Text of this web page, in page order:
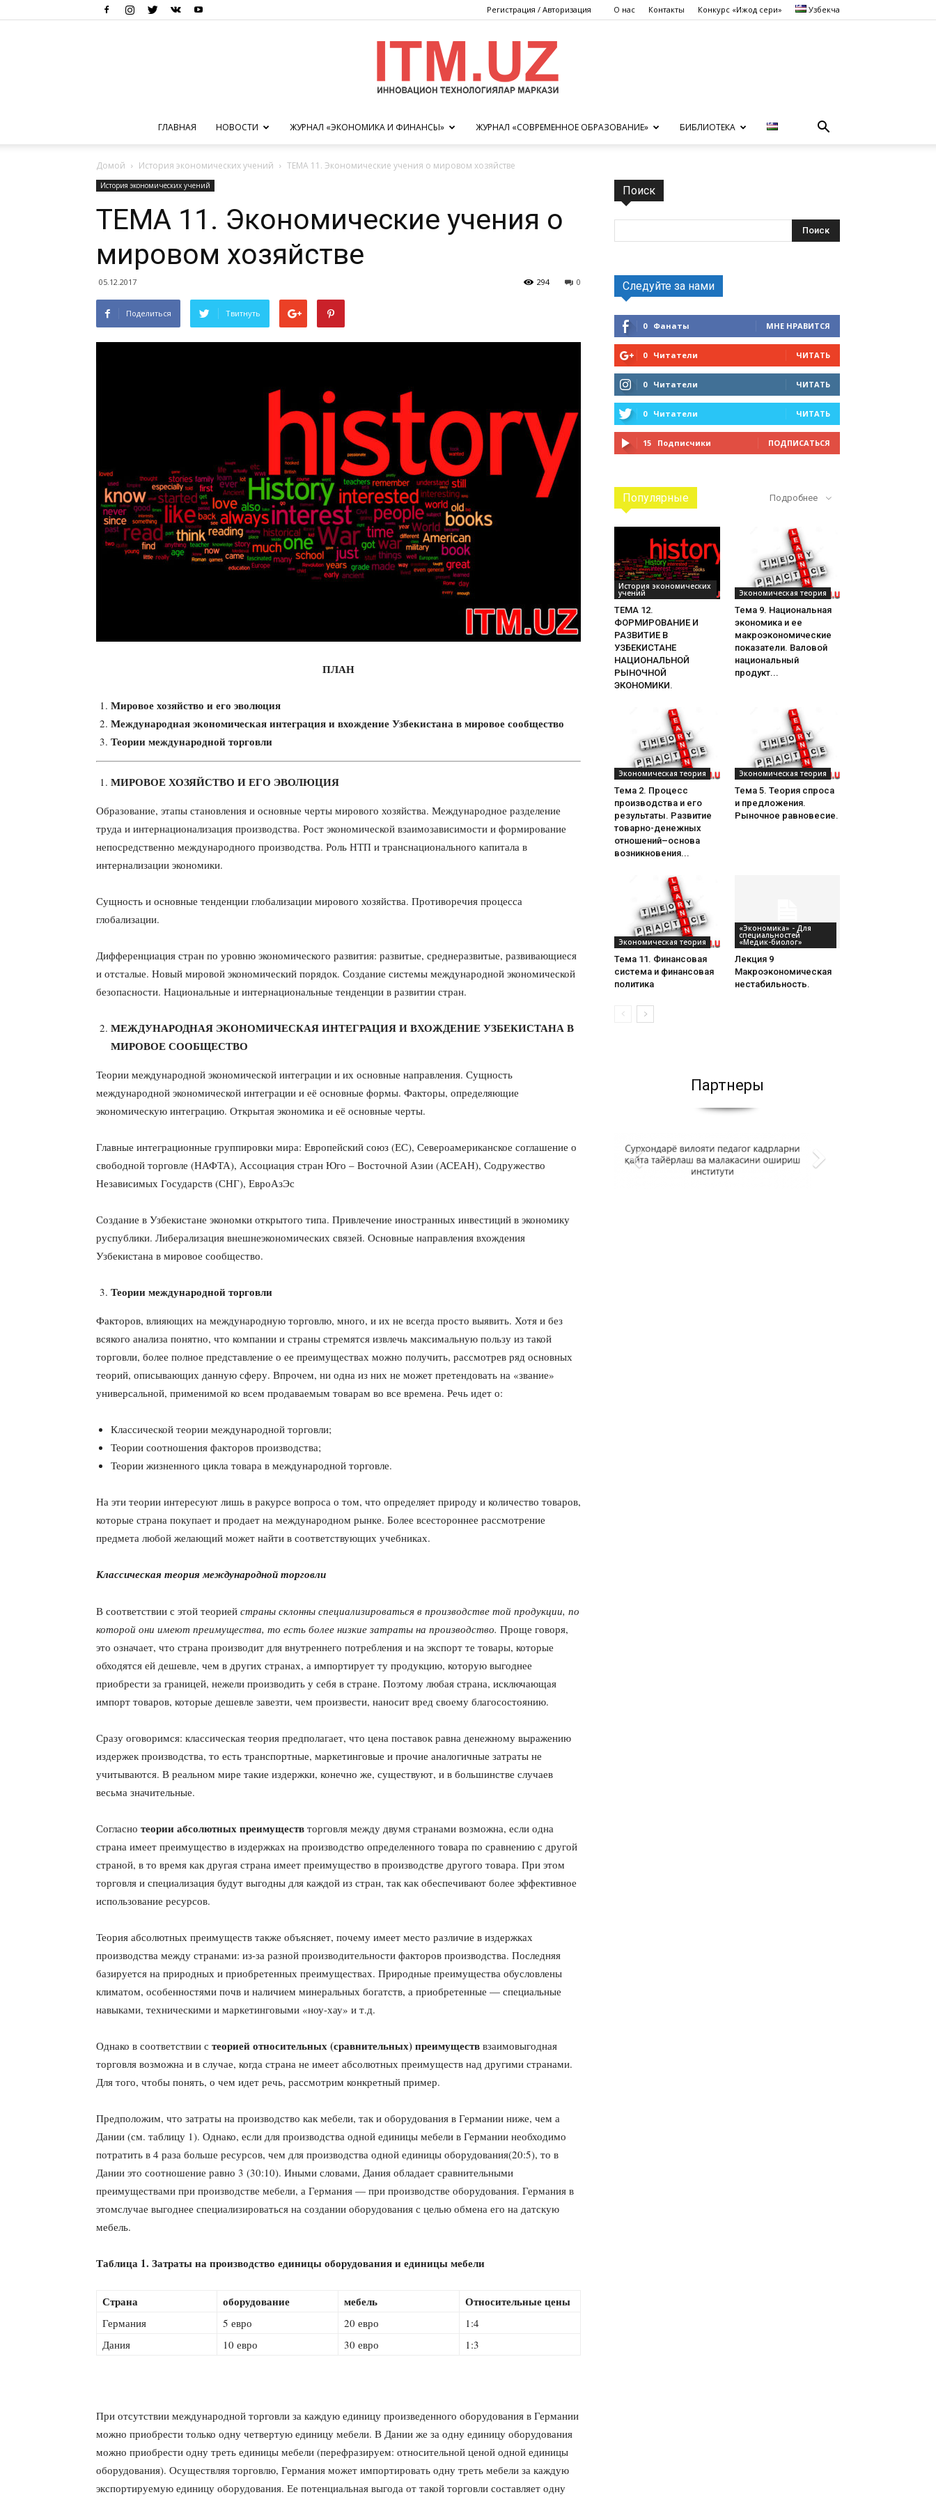
Регистрация / Авторизация О нас Контакты Конкурс «Ижод сеҳри» Узбекча
ГЛАВНАЯ НОВОСТИ ЖУРНАЛ «ЭКОНОМИКА И ФИНАНСЫ» ЖУРНАЛ «СОВРЕМЕННОЕ ОБРАЗОВАНИЕ» БИБЛИОТЕКА
Домой История экономических учений ТЕМА 11. Экономические учения о мировом хозяйстве
История экономических учений
ТЕМА 11. Экономические учения о
мировом хозяйстве
05.12.2017 0
294
Поделиться Твитнуть
ПЛАН
Мировое хозяйство и его эволюция
Международная экономическая интеграция и вхождение Узбекистана в мировое сообщество
Теории международной торговли
МИРОВОЕ ХОЗЯЙСТВО И ЕГО ЭВОЛЮЦИЯ
Образование, этапы становления и основные черты мирового хозяйства. Международное разделение
труда и интернационализация производства. Рост экономической взаимозависимости и формирование
непосредственно международного производства. Роль НТП и транснационального капитала в
интернализации экономики.
Сущность и основные тенденции глобализации мирового хозяйства. Противоречия процесса
глобализации.
Дифференциация стран по уровню экономического развития: развитые, среднеразвитые, развивающиеся
и отсталые. Новый мировой экономический порядок. Создание системы международной экономической
безопасности. Национальные и интернациональные тенденции в развитии стран.
МЕЖДУНАРОДНАЯ ЭКОНОМИЧЕСКАЯ ИНТЕГРАЦИЯ И ВХОЖДЕНИЕ УЗБЕКИСТАНА В
МИРОВОЕ СООБЩЕСТВО
Теории международной экономической интеграции и их основные направления. Сущность
международной экономической интеграции и её основные формы. Факторы, определяющие
экономическую интеграцию. Открытая экономика и её основные черты.
Главные интеграционные группировки мира: Европейский союз (ЕС), Североамериканское соглашение о
свободной торговле (НАФТА), Ассоциация стран Юго – Восточной Азии (АСЕАН), Содружество
Независимых Государств (СНГ), ЕвроАзЭс
Создание в Узбекистане экономки открытого типа. Привлечение иностранных инвестиций в экономику
руспублики. Либерализация внешнеэкономических связей. Основные направления вхождения
Узбекистана в мировое сообщество.
Теории международной торговли
Факторов, влияющих на международную торговлю, много, и их не всегда просто выявить. Хотя и без
всякого анализа понятно, что компании и страны стремятся извлечь максимальную пользу из такой
торговли, более полное представление о ее преимуществах можно получить, рассмотрев ряд основных
теорий, описывающих данную сферу. Впрочем, ни одна из них не может претендовать на «звание»
универсальной, применимой ко всем продаваемым товарам во все времена. Речь идет о:
Классической теории международной торговли;
Теории соотношения факторов производства;
Теории жизненного цикла товара в международной торговле.
На эти теории интересуют лишь в ракурсе вопроса о том, что определяет природу и количество товаров,
которые страна покупает и продает на международном рынке. Более всестороннее рассмотрение
предмета любой желающий может найти в соответствующих учебниках.
Классическая теория международной торговли
В соответствии с этой теорией страны склонны специализироваться в производстве той продукции, по
которой они имеют преимущества, то есть более низкие затраты на производство. Проще говоря,
это означает, что страна производит для внутреннего потребления и на экспорт те товары, которые
обходятся ей дешевле, чем в других странах, а импортирует ту продукцию, которую выгоднее
приобрести за границей, нежели производить у себя в стране. Поэтому любая страна, исключающая
импорт товаров, которые дешевле завезти, чем произвести, наносит вред своему благосостоянию.
Сразу оговоримся: классическая теория предполагает, что цена поставок равна денежному выражению
издержек производства, то есть транспортные, маркетинговые и прочие аналогичные затраты не
учитываются. В реальном мире такие издержки, конечно же, существуют, и в большинстве случаев
весьма значительные.
Согласно теории абсолютных преимуществ торговля между двумя странами возможна, если одна
страна имеет преимущество в издержках на производство определенного товара по сравнению с другой
страной, в то время как другая страна имеет преимущество в производстве другого товара. При этом
торговля и специализация будут выгодны для каждой из стран, так как обеспечивают более эффективное
использование ресурсов.
Теория абсолютных преимуществ также объясняет, почему имеет место различие в издержках
производства между странами: из-за разной производительности факторов производства. Последняя
базируется на природных и приобретенных преимуществах. Природные преимущества обусловлены
климатом, особенностями почв и наличием минеральных богатств, а приобретенные — специальные
навыками, техническими и маркетинговыми «ноу-хау» и т.д.
Однако в соответствии с теорией относительных (сравнительных) преимуществ взаимовыгодная
торговля возможна и в случае, когда страна не имеет абсолютных преимуществ над другими странами.
Для того, чтобы понять, о чем идет речь, рассмотрим конкретный пример.
Предположим, что затраты на производство как мебели, так и оборудования в Германии ниже, чем а
Дании (см. таблицу 1). Однако, если для производства одной единицы мебели в Германии необходимо
потратить в 4 раза больше ресурсов, чем для производства одной единицы оборудования(20:5), то в
Дании это соотношение равно 3 (30:10). Иными словами, Дания обладает сравнительными
преимуществами при производстве мебели, а Германия — при производстве оборудования. Германия в
этомслучае выгоднее специализироваться на создании оборудования с целью обмена его на датскую
мебель.
Таблица 1. Затраты на производство единицы оборудования и единицы мебели
Страна оборудование мебель Относительные цены
Германия 5 евро 20 евро
1:4
Дания
10 евро 30 евро 1:3
При отсутствии международной торговли за каждую единицу произведенного оборудования в Германии
можно приобрести только одну четвертую единицу мебели. В Дании же за одну единицу оборудования
можно приобрести одну треть единицы мебели (перефразируем: относительной ценой одной единицы
оборудования). Осуществляя торговлю, Германия может импортировать одну треть мебели за каждую
экспортируемую единицу оборудования. Ее потенциальная выгода от такой торговли составляет одну
Поиск
Следуйте за нами
0 Фанаты МНЕ НРАВИТСЯ
0 Читатели ЧИТАТЬ
0 Читатели ЧИТАТЬ
0 Читатели ЧИТАТЬ
15 Подписчики ПОДПИСАТЬСЯ
Популярные Подробнее
История экономических
учений
ТЕМА 12.
ФОРМИРОВАНИЕ И
РАЗВИТИЕ В
УЗБЕКИСТАНЕ
НАЦИОНАЛЬНОЙ
РЫНОЧНОЙ
ЭКОНОМИКИ.
Экономическая теория
Тема 9. Национальная
экономика и ее
макроэкономические
показатели. Валовой
национальный
продукт...
Экономическая теория
Тема 2. Процесс
производства и его
результаты. Развитие
товарно-денежных
отношений–основа
возникновения...
Экономическая теория
Тема 5. Теория спроса
и предложения.
Рыночное равновесие.
Экономическая теория
Тема 11. Финансовая
система и финансовая
политика
«Экономика» - Для
специальностей
«Медик-биолог»
Лекция 9
Макроэкономическая
нестабильность.
Партнеры